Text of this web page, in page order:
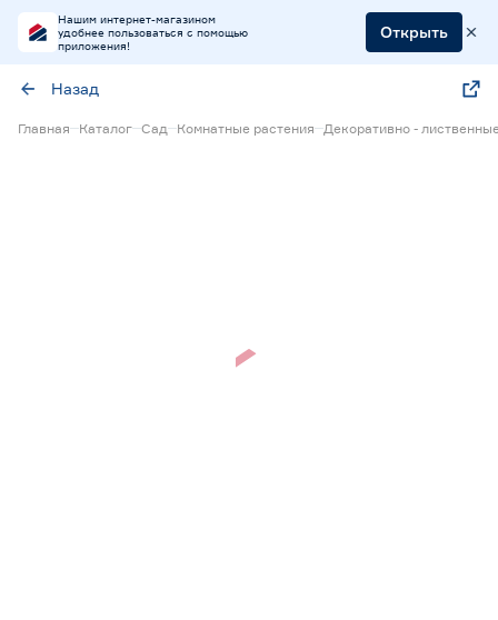
Нашим интернет-магазином
удобнее пользоваться с помощью
приложения!
Открыть
Назад
Главная Каталог Сад Комнатные растения Декоративно -